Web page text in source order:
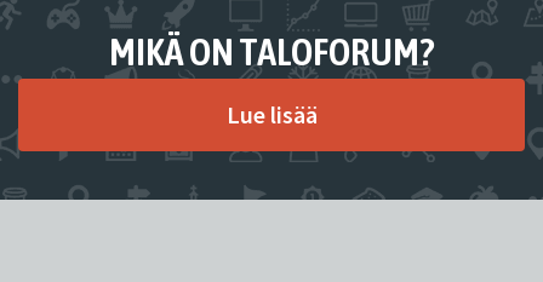
MIKÄ ON TALOFORUM?
Lue lisää